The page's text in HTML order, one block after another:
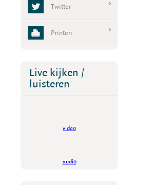
Twitter
Printen
Live kijken /
luisteren
video
audio